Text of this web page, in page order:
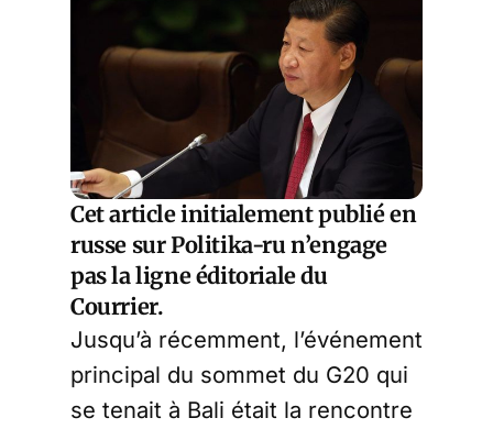
Cet article initialement publié en
russe surPolitika-ru n’engage
pas la ligne éditoriale du
Courrier.
Jusqu’à récemment, l’événement
principal du sommet du G20 qui
se tenait à Bali était la rencontre